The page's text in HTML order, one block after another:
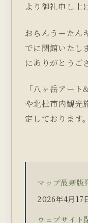
より御礼申し上
おらんうーたん
でに閉館いたし
にありがとうご
「八ヶ岳アー
や北杜市内観光
定しております。
マップ最新版
2026年4月17
ウェブサイト